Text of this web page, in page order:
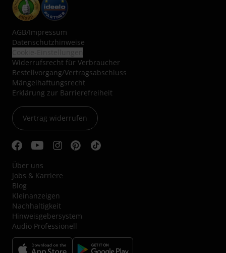
AGB/Impressum
Datenschutzhinweise
Widerrufsrecht für Verbraucher
Bestellvorgang/Vertragsabschluss
Mängelhaftungsrecht
Erklärung zur Barrierefreiheit
Vertrag widerrufen
Über uns
Jobs & Karriere
Blog
Kleinanzeigen
Nachhaltigkeit
Hinweisgebersystem
Audio Professionell